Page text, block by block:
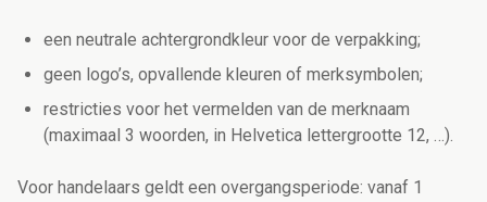
een neutrale achtergrondkleur voor de verpakking;
geen logo’s, opvallende kleuren of merksymbolen;
restricties voor het vermelden van de merknaam
(maximaal 3 woorden, in Helvetica lettergrootte 12, …).
Voor handelaars geldt een overgangsperiode: vanaf 1